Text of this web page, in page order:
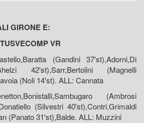
GIRONE E:
VR
(Gandini 37'st),Adorni,Di
42'st),Sarr,Bertolini (Magnelli
(Noli 14'st). ALL: Cannata
(Ambrosi
(Silvestri 40'st),Contri,Grimaldi
(Panato 31'st),Balde. ALL: Muzzini